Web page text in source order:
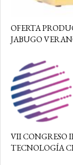
OFERTA
JABUGO
VII CONGRESO
TECNOLOGÍA